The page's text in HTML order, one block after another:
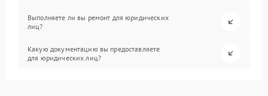
Выполняете ли вы ремонт для юридических
лиц?
Какую документацию вы предоставляете
для юридических лиц?